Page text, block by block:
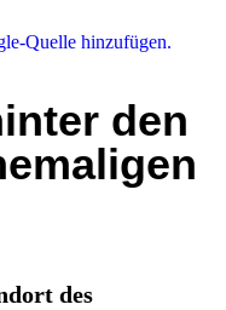
Quelle hinzufügen.
den
des